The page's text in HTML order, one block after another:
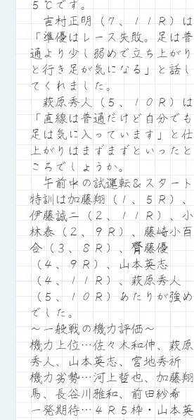
５℃です。
吉村正明（７、１１Ｒ）は
「準優はレース失敗。足は普
通より少し弱めで立ち上がり
と行き足が気になる」と話し
てくれました。
萩原秀人（５、１０Ｒ）は
「直線は普通だけど自分でも
足は気に入っています」と仕
上がりはまずまずといったと
ころでしょうか。
午前中の試運転＆スタート
特訓は加藤翔（１、５Ｒ）、
伊藤誠二（２、１１Ｒ）、小
林泰（２、９Ｒ）、藤崎小百
合（３、８Ｒ）、齊藤優
（４、９Ｒ）、山本英志
（４、１１Ｒ）、萩原秀人
（５、１０Ｒ）あたりが強め
でした。
～一般戦の機力評価～
機力上位…佐々木和伸、萩原
秀人、山本英志、宮地秀祈
機力劣勢…河上哲也、加藤翔
馬、長谷川雅和、前田紗希
一発期待…４Ｒ５枠・山本英